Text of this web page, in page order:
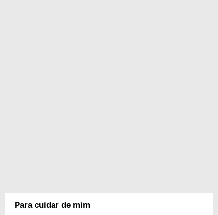
Para cuidar de mim